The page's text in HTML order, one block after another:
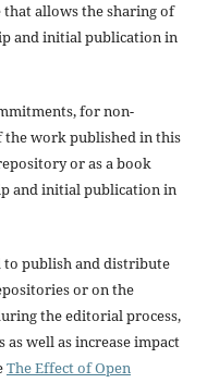
allows the sharing of
and initial publication in
for non-
work published in this
or as a book
and initial publication in
to publish and distribute
or on the
the editorial process,
as well as increase impact
The Effect of Open